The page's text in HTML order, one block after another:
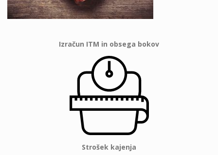
Izračun ITM in obsega bokov
Strošek kajenja